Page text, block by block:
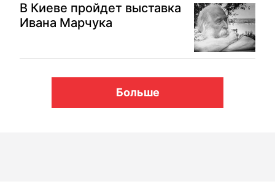
В Киеве пройдет выставка
Ивана Марчука
Больше